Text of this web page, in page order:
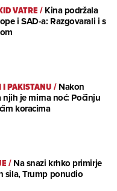
VATRE/Kina podržala
i SAD-a: Razgovarali i s
PAKISTANU/Nakon
je mirna noć: Počinju
koracima
/Na snazi krhko primirje
sila, Trump ponudio